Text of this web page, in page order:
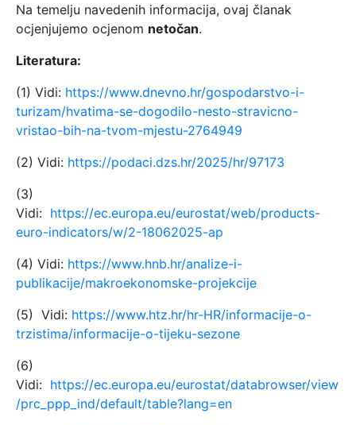
Na temelju navedenih informacija, ovaj članak
ocjenjujemo ocjenom netočan.
Literatura:
(1) Vidi: https://www.dnevno.hr/gospodarstvo-i-
turizam/hvatima-se-dogodilo-nesto-stravicno-
vristao-bih-na-tvom-mjestu-2764949
(2) Vidi: https://podaci.dzs.hr/2025/hr/97173
(3)
Vidi: https://ec.europa.eu/eurostat/web/products-
euro-indicators/w/2-18062025-ap
(4) Vidi: https://www.hnb.hr/analize-i-
publikacije/makroekonomske-projekcije
(5) Vidi: https://www.htz.hr/hr-HR/informacije-o-
trzistima/informacije-o-tijeku-sezone
(6)
Vidi: https://ec.europa.eu/eurostat/databrowser/view
/prc_ppp_ind/default/table?lang=en